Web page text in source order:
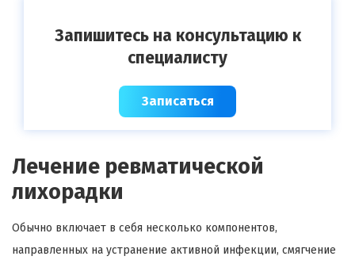
Запишитесь на консультацию к
специалисту
Записаться
Лечение ревматической
лихорадки
Обычно включает в себя несколько компонентов,
направленных на устранение активной инфекции, смягчение